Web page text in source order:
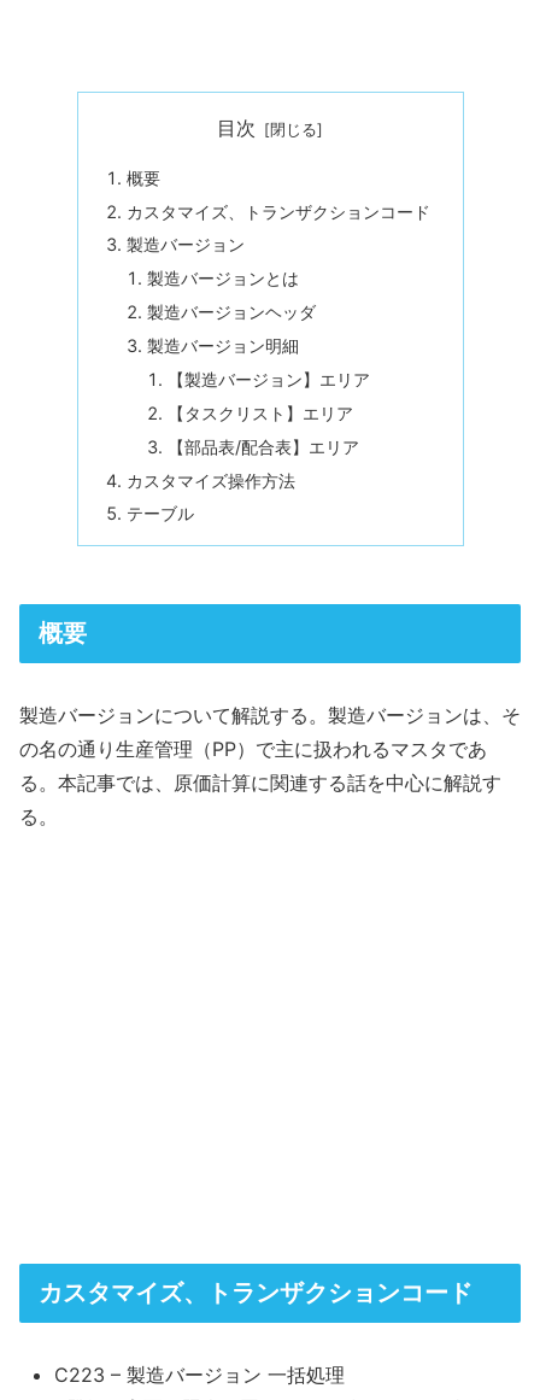
目次
概要
カスタマイズ、トランザクションコード
製造バージョン
製造バージョンとは
製造バージョンヘッダ
製造バージョン明細
【製造バージョン】エリア
【タスクリスト】エリア
【部品表/配合表】エリア
カスタマイズ操作方法
テーブル
概要
製造バージョンについて解説する。製造バージョンは、そ
の名の通り生産管理（PP）で主に扱われるマスタであ
る。本記事では、原価計算に関連する話を中心に解説す
る。
カスタマイズ、トランザクションコード
C223 – 製造バージョン 一括処理